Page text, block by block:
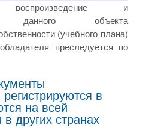
воспроизведение и
данного объекта
(учебного плана)
преследуется по
в
на всей
других странах